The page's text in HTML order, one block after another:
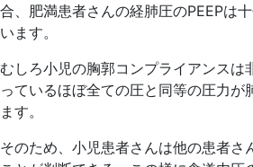
合、肥満患者さんの経肺圧のPEEPは
います。
むしろ小児の胸郭コンプライアンスは
っているほぼ全ての圧と同等の圧力が
ます。
そのため、小児患者さんは他の患者さ